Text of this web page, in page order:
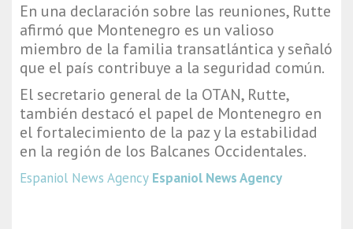
En una declaración sobre las reuniones, Rutte
afirmó que Montenegro es un valioso
miembro de la familia transatlántica y señaló
que el país contribuye a la seguridad común.
El secretario general de la OTAN, Rutte,
también destacó el papel de Montenegro en
el fortalecimiento de la paz y la estabilidad
en la región de los Balcanes Occidentales.
Espaniol News Agency Espaniol News Agency